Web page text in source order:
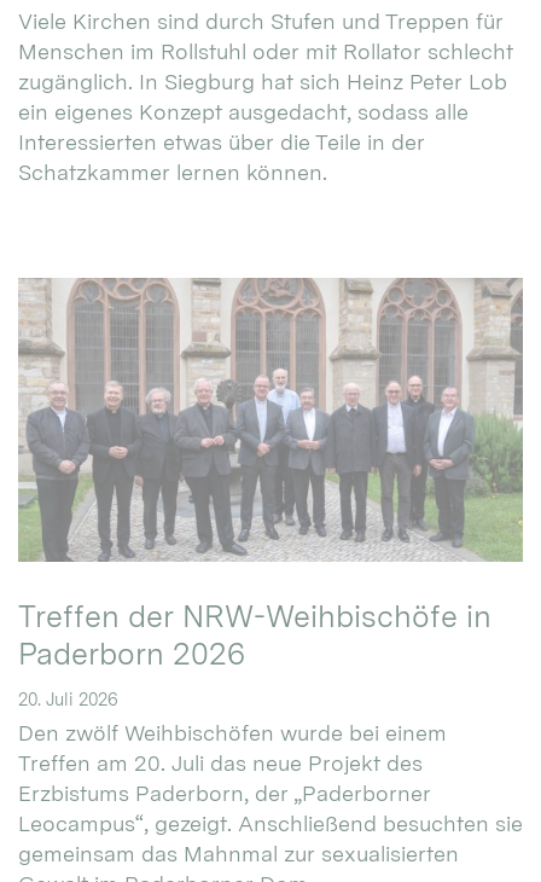
Viele Kirchen sind durch Stufen und Treppen für
Menschen im Rollstuhl oder mit Rollator schlecht
zugänglich. In Siegburg hat sich Heinz Peter Lob
ein eigenes Konzept ausgedacht, sodass alle
Interessierten etwas über die Teile in der
Schatzkammer lernen können.
Treffen der NRW-Weihbischöfe in
Paderborn 2026
20. Juli 2026
Den zwölf Weihbischöfen wurde bei einem
Treffen am 20. Juli das neue Projekt des
Erzbistums Paderborn, der „Paderborner
Leocampus“, gezeigt. Anschließend besuchten sie
gemeinsam das Mahnmal zur sexualisierten